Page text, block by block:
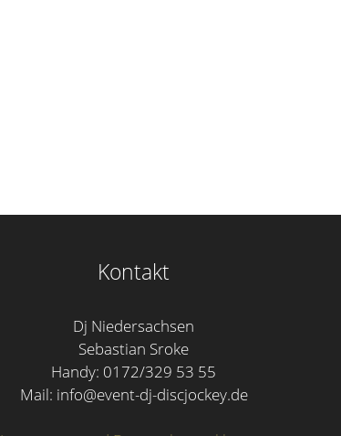
Kontakt
Dj Niedersachsen
Sebastian Sroke
Handy: 0172/329 53 55
Mail: info@event-dj-discjockey.de